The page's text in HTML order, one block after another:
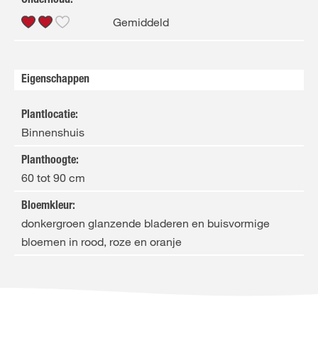
Gemiddeld
Eigenschappen
Plantlocatie:
Binnenshuis
Planthoogte:
60 tot 90 cm
Bloemkleur:
donkergroen glanzende bladeren en buisvormige
bloemen in rood, roze en oranje